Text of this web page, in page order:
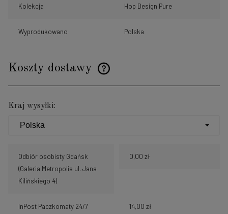
Kolekcja Hop Design Pure
Wyprodukowano Polska
Koszty dostawy
Cena nie zawiera ewentualnych kosztów płatności
Kraj wysyłki:
Odbiór osobisty Gdańsk
(Galeria Metropolia ul. Jana
Kilińskiego 4)
0,00 zł
InPost Paczkomaty 24/7 14,00 zł